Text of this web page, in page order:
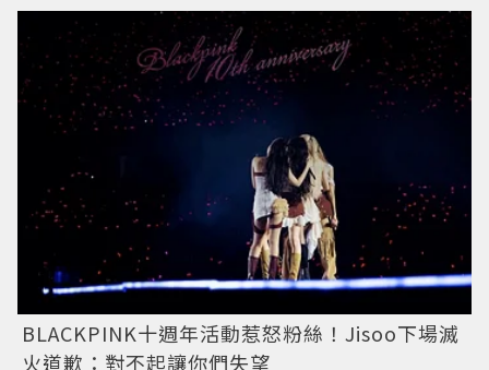
BLACKPINK十週年活動惹怒粉絲！Jisoo下場滅
火道歉：對不起讓你們失望